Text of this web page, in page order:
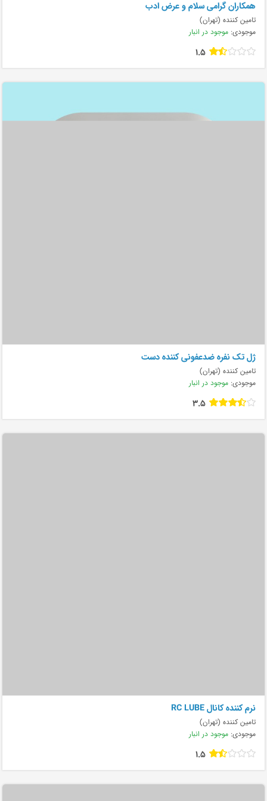
همکاران گرامی سلام و عرض ادب
تامین کننده (تهران)
موجودی: موجود در انبار
1.5
ژل تک نفره ضدعفونی کننده دست
تامین کننده (تهران)
موجودی: موجود در انبار
3.5
نرم کننده کانال RC LUBE
تامین کننده (تهران)
موجودی: موجود در انبار
1.5